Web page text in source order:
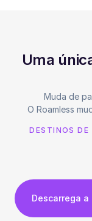
Uma
Muda de
O Roamless
DESTINOS DE
Descarrega